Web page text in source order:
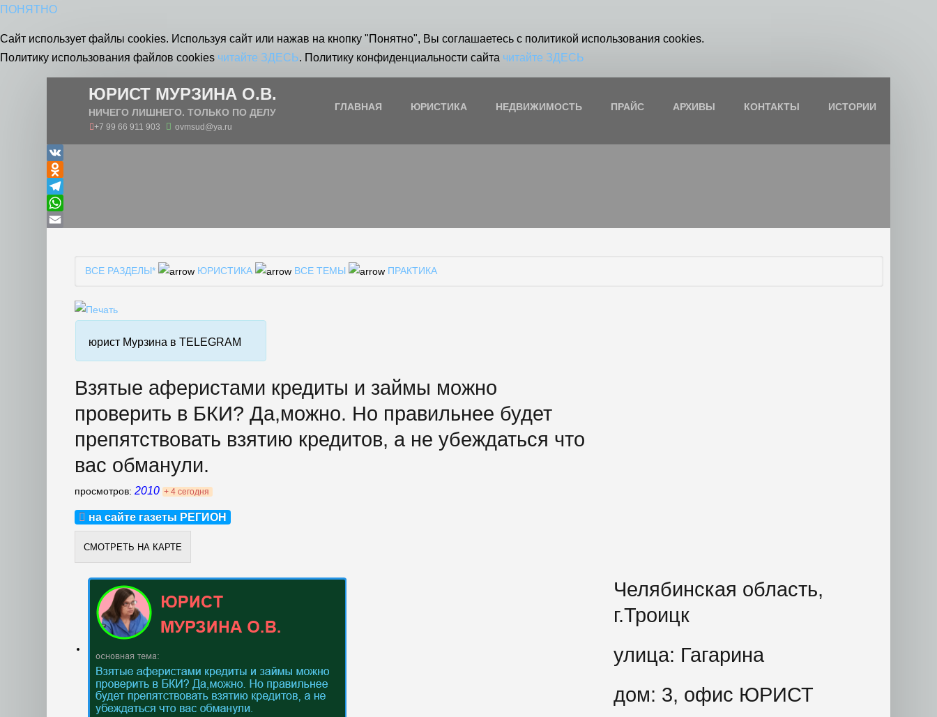
ПОНЯТНО
Сайт использует файлы cookies. Используя сайт или нажав на кнопку "Понятно", Вы соглашаетесь с политикой использования cookies.
Политику использования файлов cookies читайте ЗДЕСЬ. Политику конфиденциальности сайта читайте ЗДЕСЬ
ЮРИСТ МУРЗИНА О.В.
НИЧЕГО ЛИШНЕГО. ТОЛЬКО ПО ДЕЛУ
+7 99 66 911 903 ovmsud@ya.ru
ГЛАВНАЯ ЮРИСТИКА НЕДВИЖИМОСТЬ ПРАЙС АРХИВЫ КОНТАКТЫ ИСТОРИИ
VK
Odnoklassniki
Telegram
WhatsApp
ВСЕ РАЗДЕЛЫ* ЮРИСТИКА ВСЕ ТЕМЫ ПРАКТИКА
юрист Мурзина в TELEGRAM
Взятые аферистами кредиты и займы можно
проверить в БКИ? Да,можно. Но правильнее будет
препятствовать взятию кредитов, а не убеждаться что
вас обманули.
просмотров: 2010 + 4 сегодня
на сайте газеты РЕГИОН
Челябинская область,
г.Троицк
улица: Гагарина
дом: 3, офис ЮРИСТ